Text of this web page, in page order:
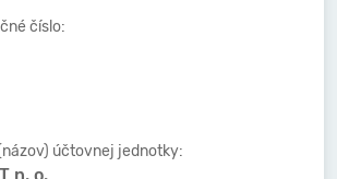
číslo:
účtovnej jednotky: